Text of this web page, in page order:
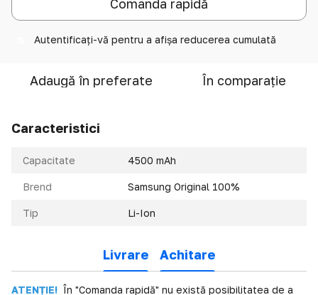
Comanda rapidă
Autentificați-vă pentru a afișa reducerea cumulată
Adaugă în preferate În comparație
Caracteristici
Capacitate 4500 mAh
Brend Samsung Original 100%
Tip Li-Ion
Livrare Achitare
ATENȚIE! În "Comanda rapidă" nu există posibilitatea de a